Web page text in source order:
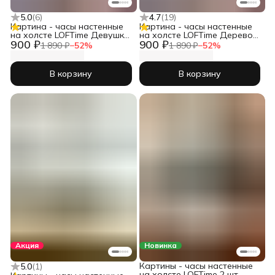
5.0(6)
900 ₽1 890 ₽−52%
Картина - часы настенные
на холсте LOFTime Девушка
черн зол Ч-656-3555
В корзину
4.7(19)
900 ₽1 890 ₽−52%
Картина - часы настенные
на холсте LOFTime Дерево
3D Ч-653-3555
В корзину
Акция
5.0(1)
Новинка
Картины - часы настенные